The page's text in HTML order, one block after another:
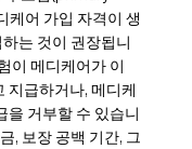
어 가입 자격이 생
하는 것이 권장됩니
이 메디케어가 이
지급하거나, 메디케
을 거부할 수 있습니
, 보장 공백 기간, 그